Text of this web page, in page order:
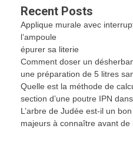
Recent Posts
Applique murale avec
l’ampoule
épurer sa literie
Comment doser un
une préparation de 5 litres
Quelle est la méthode de
section d’une poutre IPN
L’arbre de Judée est-il un
majeurs à connaître avant de